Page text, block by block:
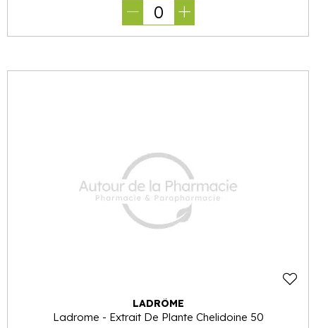
0
LADRÔME
Ladrome - Extrait De Plante Chelidoine 50